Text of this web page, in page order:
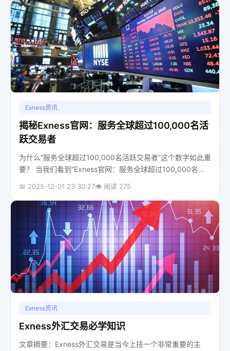
Exness资讯
揭秘Exness官网：服务全球超过100,000名活
跃交易者
为什么“服务全球超过100,000名活跃交易者”这个数字如此重
要？ 当我们看到“Exness官网：服务全球超过100,000名活
📅 2025-12-01 23:30:27👁️ 阅读 275
Exness资讯
Exness外汇交易必学知识
文章摘要：Exness外汇交易是当今上技一个非常重要的主